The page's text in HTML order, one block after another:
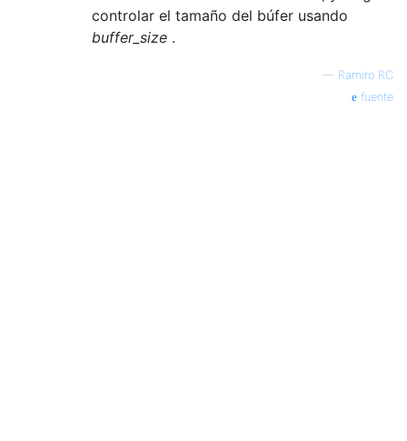
controlar el tamaño del búfer usando
buffer_size .
— Ramiro RC
fuente